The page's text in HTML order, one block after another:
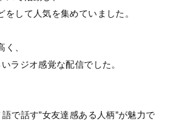
をして人気を集めていました。
、
ラジオ感覚な配信でした。
で話す”女友達感ある人柄”が魅力で